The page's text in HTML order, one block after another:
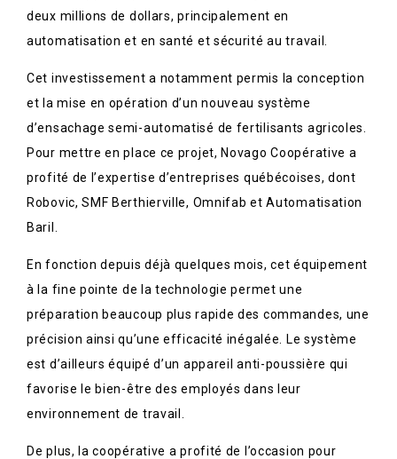
deux millions de dollars, principalement en
automatisation et en santé et sécurité au travail.
Cet investissement a notamment permis la conception
et la mise en opération d’un nouveau système
d’ensachage semi-automatisé de fertilisants agricoles.
Pour mettre en place ce projet, Novago Coopérative a
profité de l’expertise d’entreprises québécoises, dont
Robovic, SMF Berthierville, Omnifab et Automatisation
Baril.
En fonction depuis déjà quelques mois, cet équipement
à la fine pointe de la technologie permet une
préparation beaucoup plus rapide des commandes, une
précision ainsi qu’une efficacité inégalée. Le système
est d’ailleurs équipé d’un appareil anti-poussière qui
favorise le bien-être des employés dans leur
environnement de travail.
De plus, la coopérative a profité de l’occasion pour